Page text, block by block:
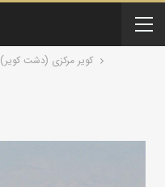
کویر مرکزی (دشت کویر)